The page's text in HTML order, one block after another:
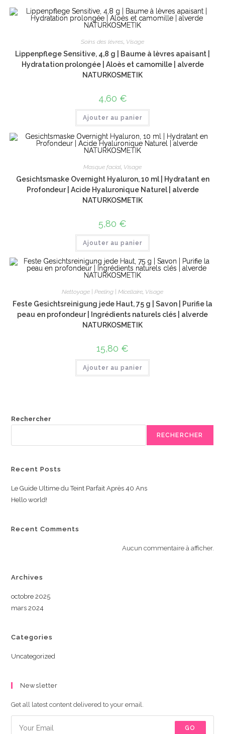
Soins des lèvres, Visage
Lippenpflege Sensitive, 4,8 g | Baume à lèvres apaisant |
Hydratation prolongée | Aloès et camomille | alverde
NATURKOSMETIK
4,60 €
Ajouter au panier
Masque facial Visage
Gesichtsmaske Overnight Hyaluron, 10 ml | Hydratant en
Profondeur | Acide Hyaluronique Naturel | alverde
NATURKOSMETIK
5,80 €
Ajouter au panier
Nettoyage | Peeling | Micellaire, Visage
Feste Gesichtsreinigung jede Haut, 75 g | Savon | Purifie la
peau en profondeur | Ingrédients naturels clés | alverde
NATURKOSMETIK
15,80 €
Ajouter au panier
Rechercher
RECHERCHER
Recent Posts
Le Guide Ultime du Teint Parfait Après 40 Ans
Hello world!
Recent Comments
Aucun commentaire à afficher.
Archives
octobre 2025
mars 2024
Categories
Uncategorized
Newsletter
Get all latest content delivered to your email.
GO